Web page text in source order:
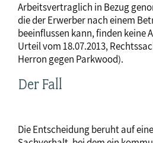
Arbeitsvertraglich in Bezug
die der Erwerber nach einem
beeinflussen kann, finden keine
Urteil vom 18.07.2013,
Herron gegen Parkwood).
Der Fall
Die Entscheidung beruht auf